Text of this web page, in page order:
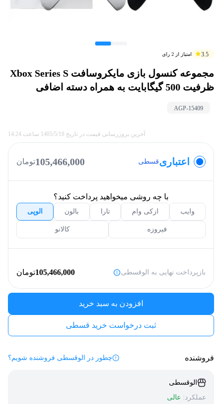
3.5 امتیاز از 2 رای
مجموعه کنسول بازی مایکروسافت Xbox Series S
ظرفیت 500 گیگابایت به همراه دسته اضافی
AGP-15409
آخرین بروزرسانی قیمت در تاریخ 1405/5/18 ساعت 14:24
اعتباریقسطی 105,466,000تومان
با چه روشی میخواهید پرداخت کنید؟
وایب ازکی وام تارا بالون الوپی
فیروزه کالانو
بازپرداخت نهایی به الوقسطی 105,466,000تومان
افزودن به سبد خرید
ثبت درخواست خرید قسطی
فروشنده چطور در الوقسطی فروشنده شویم؟
الوقسطی
عملکرد: عالی